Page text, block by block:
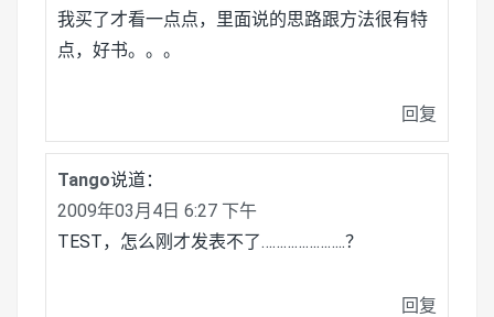
我买了才看一点点，里面说的思路跟方法很有特
点，好书。。。
回复
Tango说道：
2009年03月4日 6:27 下午
TEST，怎么刚才发表不了…………………..？
回复